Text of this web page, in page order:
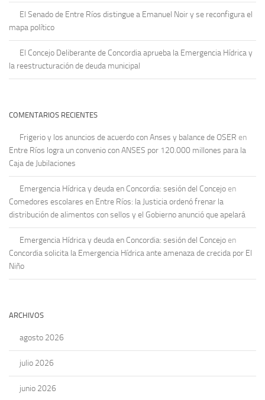
El Senado de Entre Ríos distingue a Emanuel Noir y se reconfigura el
mapa político
El Concejo Deliberante de Concordia aprueba la Emergencia Hídrica y
la reestructuración de deuda municipal
COMENTARIOS RECIENTES
Frigerio y los anuncios de acuerdo con Anses y balance de OSER en
Entre Ríos logra un convenio con ANSES por 120.000 millones para la
Caja de Jubilaciones
Emergencia Hídrica y deuda en Concordia: sesión del Concejo en
Comedores escolares en Entre Ríos: la Justicia ordenó frenar la
distribución de alimentos con sellos y el Gobierno anunció que apelará
Emergencia Hídrica y deuda en Concordia: sesión del Concejo en
Concordia solicita la Emergencia Hídrica ante amenaza de crecida por El
Niño
ARCHIVOS
agosto 2026
julio 2026
junio 2026